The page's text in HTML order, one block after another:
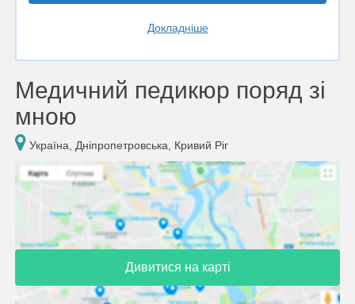
Докладніше
Медичний педикюр поряд зі
мною
Україна, Дніпропетровська, Кривий Ріг
Дивитися на карті